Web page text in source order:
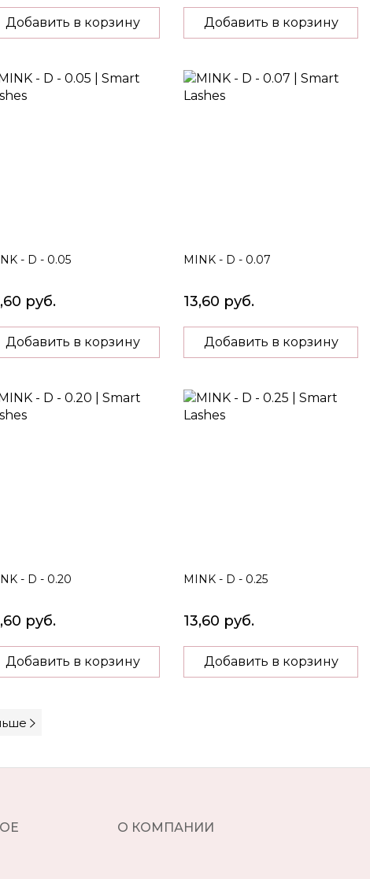
Добавить в корзину Добавить в корзину
- D - 0.05
руб.
Добавить в корзину
MINK - D - 0.07
13,60 руб.
Добавить в корзину
- D - 0.20
руб.
Добавить в корзину
MINK - D - 0.25
13,60 руб.
Добавить в корзину
О КОМПАНИИ